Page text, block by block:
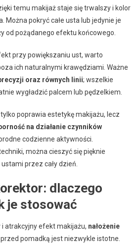
temu makijaż staje się trwalszy i kolor
Można pokryć całe usta lub jedynie je
od pożądanego efektu końcowego.
przy powiększaniu ust, warto
ich naturalnymi krawędziami. Ważne
oraz równych linii; wszelkie
wygładzić palcem lub pędzelkiem.
poprawia estetykę makijażu, lecz
na działanie czynników
codzienne aktywności.
można cieszyć się pięknie
przez cały dzień.
dlaczego
je stosować
i atrakcyjny efekt makijażu, nałożenie
przed pomadką jest niezwykle istotne.